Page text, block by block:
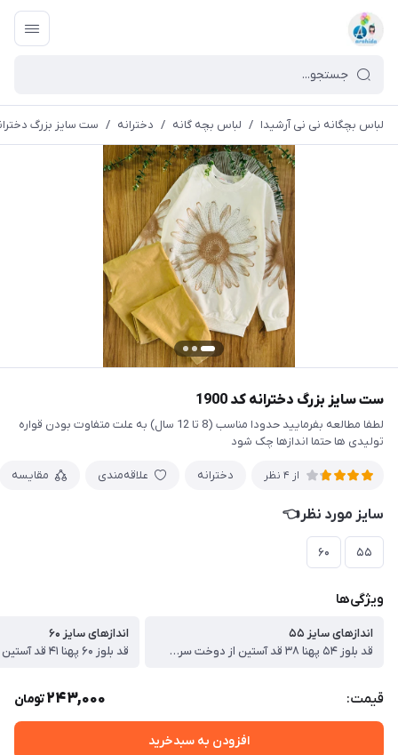
لباس بچگانه نی نی آرشیدا / لباس بچه گانه / دخترانه / ست سایز بزرگ دخترانه
ست سایز بزرگ دخترانه کد 1900
لطفا مطالعه بفرمایید حدودا مناسب (8 تا 12 سال) به علت متفاوت بودن قواره
تولیدی ها حتما اندازها چک شود
از 4 نظر دخترانه علاقه‌مندی مقایسه
سایز مورد نظر👈
۵۵ ۶۰
ویژگی‌ها
اندازهای سایز ۵۵
قد بلوز ۵۴ پهنا ۳۸ قد آستین از دوخت سرشانه ۴۵ قد شلوار ۸۳ سانت
اندازهای سایز ۶۰
قیمت: 243,000تومان
افزودن به سبدخرید